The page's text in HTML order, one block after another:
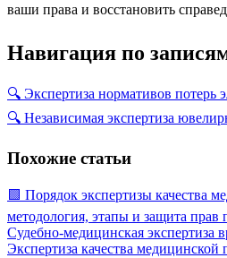
ваши права и восстановить
Навигация по
🔍 Экспертиза нормативов потерь
🔍 Независимая экспертиза
Похожие статьи
🟩 Порядок экспертизы качества
методология, этапы и защита прав
Судебно-медицинская экспертиза
Экспертиза качества